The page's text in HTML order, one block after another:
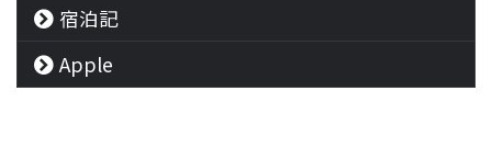
宿泊記
Apple